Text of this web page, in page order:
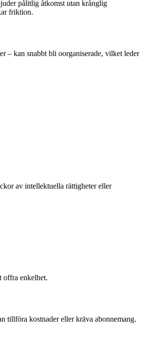
pålitlig åtkomst utan krånglig
friktion.
– kan snabbt bli oorganiserade, vilket leder
av intellektuella rättigheter eller
offra enkelhet.
tillföra kostnader eller kräva abonnemang.